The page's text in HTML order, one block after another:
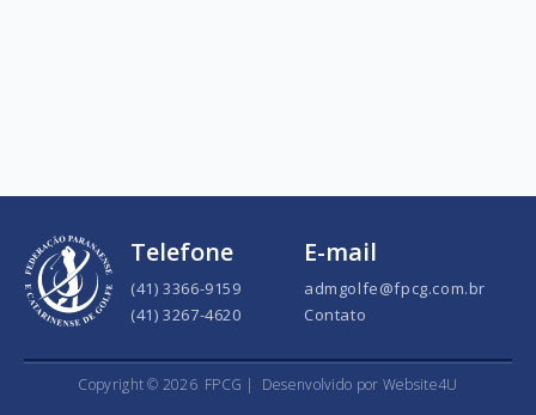
Telefone
(41) 3366-9159
(41) 3267-4620
E-mail
admgolfe@fpcg.com.br
Contato
Copyright © 2026 FPCG | Desenvolvido por Website4U